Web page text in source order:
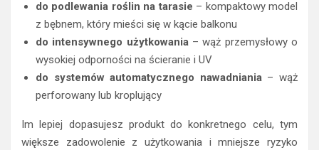
do podlewania roślin na tarasie – kompaktowy model
z bębnem, który mieści się w kącie balkonu
do intensywnego użytkowania – wąż przemysłowy o
wysokiej odporności na ścieranie i UV
do systemów automatycznego nawadniania – wąż
perforowany lub kroplujący
Im lepiej dopasujesz produkt do konkretnego celu, tym
większe zadowolenie z użytkowania i mniejsze ryzyko